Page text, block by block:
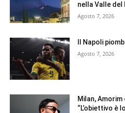
nella Valle del
Agosto 7, 2026
Il Napoli
Agosto 7, 2026
Milan,
“L’obiettivo è